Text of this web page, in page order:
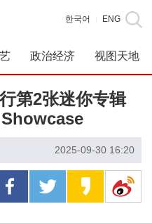
한국어 ENG
政治经济 视图天地
第2张迷你专辑
2025-09-30 16:20